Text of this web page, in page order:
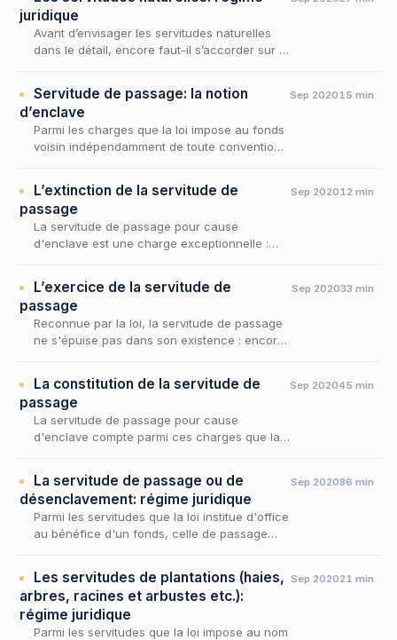
i…
juridique
Avant d’envisager les servitudes naturelles
dans le détail, encore faut-il s’accorder sur la
Servitude de passage: la notion
d’enclave
Parmi les charges que la loi impose au fonds
voisin indépendamment de toute convention,
des…
Sep 202015 min
L’extinction de la servitude de
passage
La servitude de passage pour cause
d'enclave est une charge exceptionnelle :
fonds de son v…
Sep 202012 min
L’exercice de la servitude de
passage
Reconnue par la loi, la servitude de passage
ne s'épuise pas dans son existence : encore
fonds…
Sep 202033 min
La constitution de la servitude de
passage
La servitude de passage pour cause
d'enclave compte parmi ces charges que la
d'accès suffisant…
Sep 202045 min
La servitude de passage ou de
désenclavement: régime juridique
Parmi les servitudes que la loi institue d'office
au bénéfice d'un fonds, celle de passage
Sep 202086 min
Les servitudes de plantations (haies,
arbres, racines et arbustes etc.):
régime juridique
Parmi les servitudes que la loi impose au nom
Sep 202021 min